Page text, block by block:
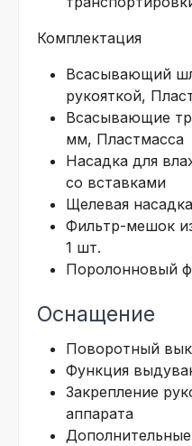
Комплектация
Всасывающий
рукояткой,
Всасывающие
мм, Пластмасса
Насадка для
со вставками
Щелевая насадка
Фильтр-мешок
1 шт.
Поролонновый
Оснащение
Поворотный
Функция
Закрепление
аппарата